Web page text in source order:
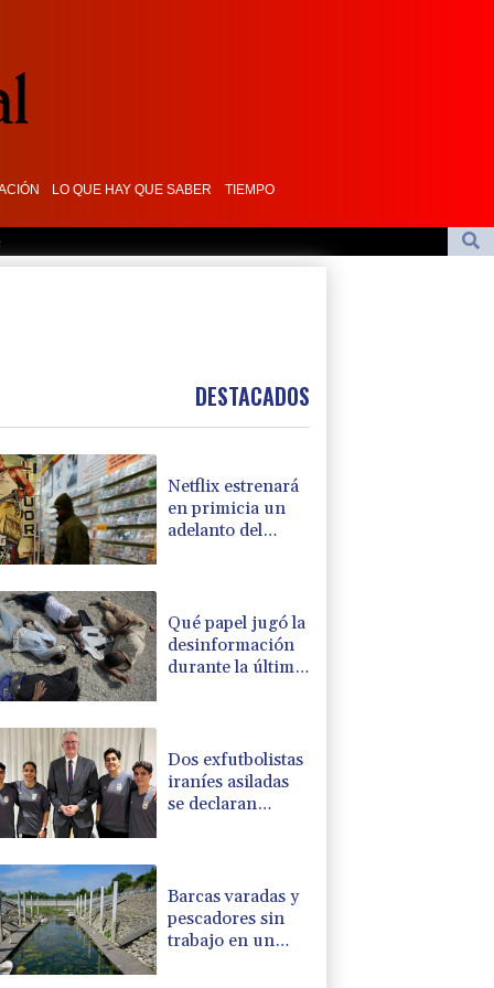
LO QUE HAY QUE SABER TIEMPO
"dejar a oscuras" el Golfo en caso de ataques de EEUU
Unido
DESTACADOS
Netflix estrenará
en primicia un
adelanto del
Qué papel jugó la
desinformación
durante la última
de Ceuta
Dos exfutbolistas
iraníes asiladas
se declaran
Barcas varadas y
pescadores sin
trabajo en un